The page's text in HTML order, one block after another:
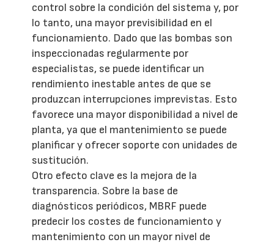
control sobre la condición del sistema y, por
lo tanto, una mayor previsibilidad en el
funcionamiento. Dado que las bombas son
inspeccionadas regularmente por
especialistas, se puede identificar un
rendimiento inestable antes de que se
produzcan interrupciones imprevistas. Esto
favorece una mayor disponibilidad a nivel de
planta, ya que el mantenimiento se puede
planificar y ofrecer soporte con unidades de
sustitución.
Otro efecto clave es la mejora de la
transparencia. Sobre la base de
diagnósticos periódicos, MBRF puede
predecir los costes de funcionamiento y
mantenimiento con un mayor nivel de